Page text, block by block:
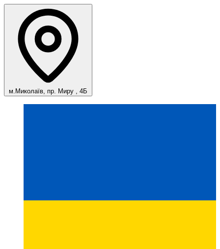
м.Миколаїв, пр. Миру , 4Б